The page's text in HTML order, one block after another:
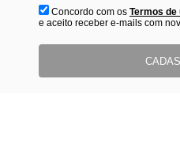
Concordo com os Termos de
e aceito receber e-mails com